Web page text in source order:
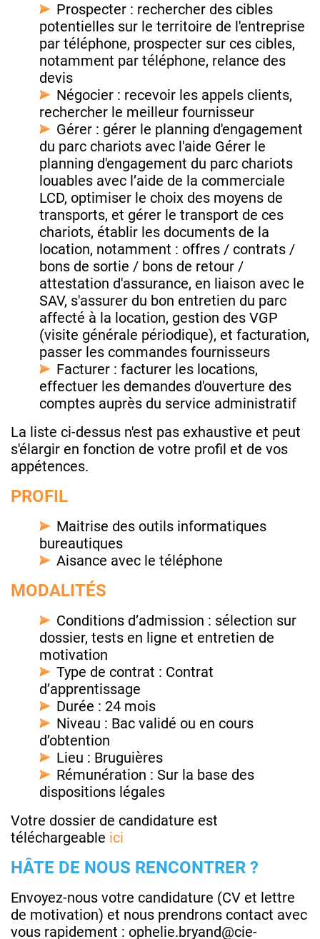
Prospecter : rechercher des cibles
potentielles sur le territoire de l'entreprise
par téléphone, prospecter sur ces cibles,
notamment par téléphone, relance des
devis
Négocier : recevoir les appels clients,
rechercher le meilleur fournisseur
Gérer : gérer le planning d'engagement
du parc chariots avec l'aide Gérer le
planning d'engagement du parc chariots
louables avec l’aide de la commerciale
LCD, optimiser le choix des moyens de
transports, et gérer le transport de ces
chariots, établir les documents de la
location, notamment : offres / contrats /
bons de sortie / bons de retour /
attestation d'assurance, en liaison avec le
SAV, s'assurer du bon entretien du parc
affecté à la location, gestion des VGP
(visite générale périodique), et facturation,
passer les commandes fournisseurs
Facturer : facturer les locations,
effectuer les demandes d'ouverture des
comptes auprès du service administratif
La liste ci-dessus n'est pas exhaustive et peut
s'élargir en fonction de votre profil et de vos
appétences.
PROFIL
Maitrise des outils informatiques
bureautiques
Aisance avec le téléphone
MODALITÉS
Conditions d’admission : sélection sur
dossier, tests en ligne et entretien de
motivation
Type de contrat : Contrat
d’apprentissage
Durée : 24 mois
Niveau : Bac validé ou en cours
d’obtention
Lieu : Bruguières
Rémunération : Sur la base des
dispositions légales
Votre dossier de candidature est
téléchargeable ici
HÂTE DE NOUS RENCONTRER ?
Envoyez-nous votre candidature (CV et lettre
de motivation) et nous prendrons contact avec
vous rapidement : ophelie.bryand@cie-